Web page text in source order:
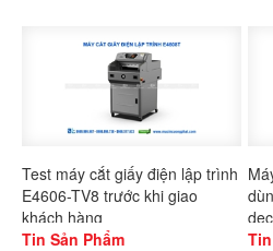
Test máy cắt giấy điện lập trình
E4606-TV8 trước khi giao
khách hàng
Tin Sản Phẩm